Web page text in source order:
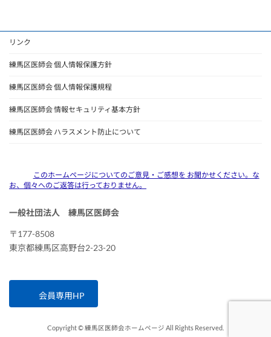
リンク
練馬区医師会 個人情報保護方針
練馬区医師会 個人情報保護規程
練馬区医師会 情報セキュリティ基本方針
練馬区医師会 ハラスメント防止について
このホームページについてのご意見・ご感想を お聞かせください。な
お、個々へのご返答は行っておりません。
一般社団法人 練馬区医師会
〒177-8508
東京都練馬区高野台2-23-20
会員専用HP
Copyright © 練馬区医師会ホームページ All Rights Reserved.